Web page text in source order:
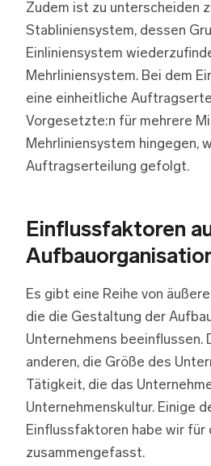
Zudem ist zu unterscheiden
Stabliniensystem, dessen
Einliniensystem
Mehrliniensystem. Bei dem
eine einheitliche
Vorgesetzte:n für mehrere
Mehrliniensystem hingegen,
Auftragserteilung gefolgt.
Einflussfaktoren
Es gibt eine Reihe von
die die Gestaltung der
Unternehmens beeinflussen.
anderen, die Größe des
Tätigkeit, die das
Unternehmenskultur. Einige
Einflussfaktoren habe wir für
zusammengefasst.